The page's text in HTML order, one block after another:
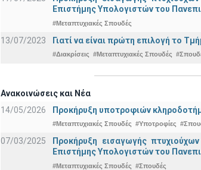
Eπιστήμης Υπολογιστών του
#Μεταπτυχιακές Σπουδές
13/07/2023 Γιατί να είναι πρώτη επιλογή το
#Διακρίσεις #Μεταπτυχιακές Σπουδές
Ανακοινώσεις και Νέα
14/05/2026
Προκήρυξη υποτροφιών
#Μεταπτυχιακές Σπουδές #Υποτροφίες
07/03/2025
Προκήρυξη εισαγωγής
Eπιστήμης Υπολογιστών του
#Μεταπτυχιακές Σπουδές #Σπουδές